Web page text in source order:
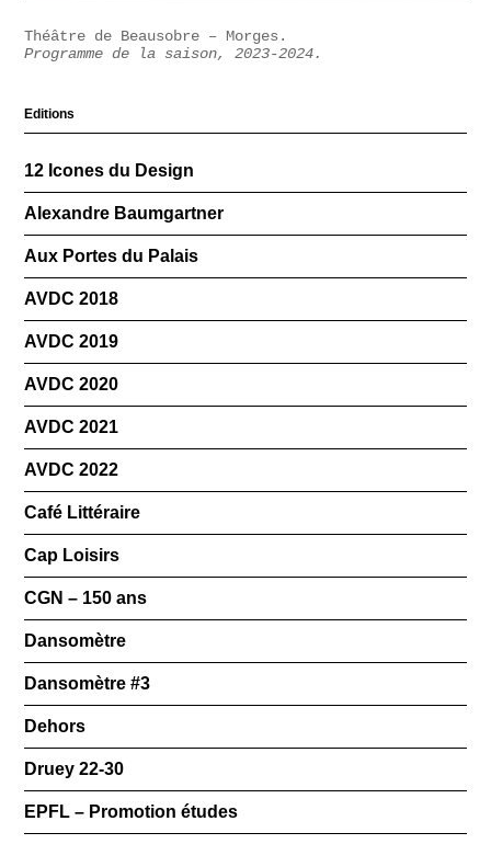
Théâtre de Beausobre – Morges.
Programme de la saison, 2023-2024.
Editions
12 Icones du Design
Alexandre Baumgartner
Aux Portes du Palais
AVDC 2018
AVDC 2019
AVDC 2020
AVDC 2021
AVDC 2022
Café Littéraire
Cap Loisirs
CGN – 150 ans
Dansomètre
Dansomètre #3
Dehors
Druey 22-30
EPFL – Promotion études